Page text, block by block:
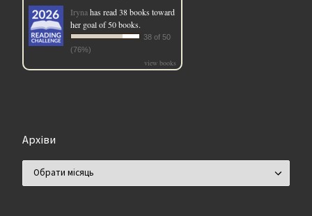
Irynahas read 38 books toward
her goal of 50 books.
38 of 50
(76%)
view books
Архіви